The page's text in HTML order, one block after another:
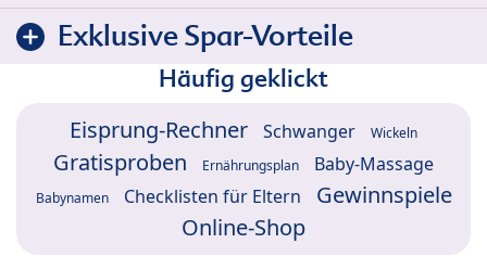
Exklusive Spar-Vorteile
Häufig geklickt
Eisprung-Rechner Schwanger Wickeln
Gratisproben Ernährungsplan Baby-Massage
Babynamen Checklisten für Eltern
Gewinnspiele
Online-Shop